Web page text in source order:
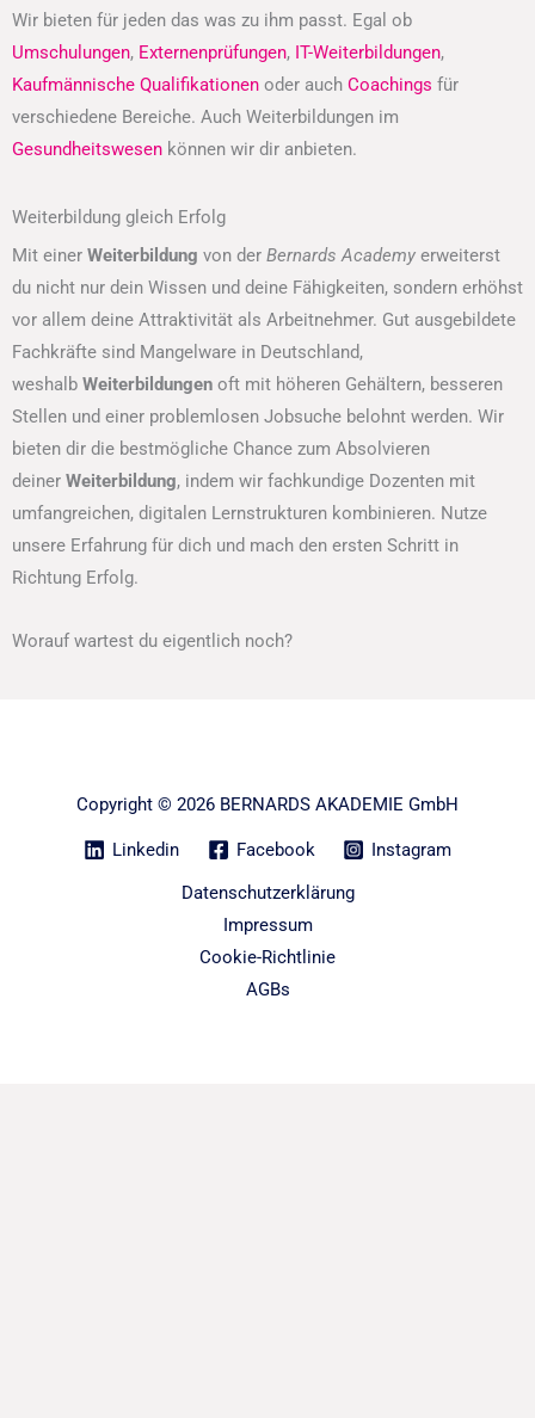
Wir bieten für jeden das was zu ihm passt. Egal ob
Umschulungen, Externenprüfungen, IT-Weiterbildungen,
Kaufmännische Qualifikationen oder auch Coachings für
verschiedene Bereiche. Auch Weiterbildungen im
Gesundheitswesen können wir dir anbieten.
Weiterbildung gleich Erfolg
Mit einer Weiterbildung von der Bernards Academy erweiterst
du nicht nur dein Wissen und deine Fähigkeiten, sondern erhöhst
vor allem deine Attraktivität als Arbeitnehmer. Gut ausgebildete
Fachkräfte sind Mangelware in Deutschland,
weshalb Weiterbildungen oft mit höheren Gehältern, besseren
Stellen und einer problemlosen Jobsuche belohnt werden. Wir
bieten dir die bestmögliche Chance zum Absolvieren
deiner Weiterbildung, indem wir fachkundige Dozenten mit
umfangreichen, digitalen Lernstrukturen kombinieren. Nutze
unsere Erfahrung für dich und mach den ersten Schritt in
Richtung Erfolg.
Worauf wartest du eigentlich noch?
Copyright © 2026 BERNARDS AKADEMIE GmbH
Linkedin Facebook
Instagram
Datenschutzerklärung
Impressum
Cookie-Richtlinie
AGBs